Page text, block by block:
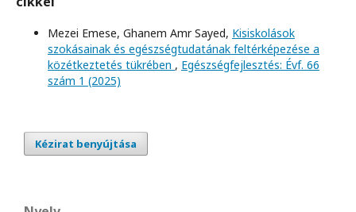
Mezei Emese, Ghanem Amr Sayed, Kisiskolások
szokásainak és egészségtudatának feltérképezése a
közétkeztetés tükrében , Egészségfejlesztés: Évf. 66
szám 1 (2025)
Kézirat benyújtása